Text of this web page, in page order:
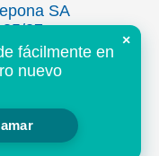
fácilmente en
nuevo
×
SA
37